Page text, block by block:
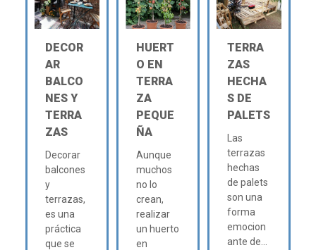
DECOR
AR
BALCO
NES Y
TERRA
ZAS
Decorar
balcones
y
terrazas,
es una
práctica
que se
HUERT
O EN
TERRA
ZA
PEQUE
ÑA
Aunque
muchos
no lo
crean,
realizar
un huerto
en
TERRA
ZAS
HECHA
S DE
PALETS
Las
terrazas
hechas
de palets
son una
forma
emocion
ante de...